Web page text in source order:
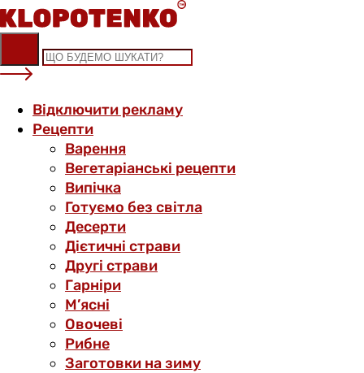
Skip
to
content
Відключити рекламу
Рецепти
Варення
Вегетаріанські рецепти
Випічка
Готуємо без світла
Десерти
Дієтичні страви
Другі страви
Гарніри
М’ясні
Овочеві
Рибне
Заготовки на зиму